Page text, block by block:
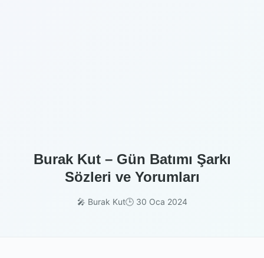
Burak Kut – Gün Batımı Şarkı
Sözleri ve Yorumları
🎤 Burak Kut🕒 30 Oca 2024